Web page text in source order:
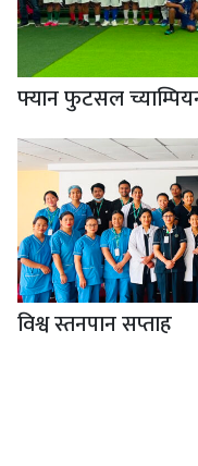
फ्यान फुटसल
विश्व स्तनपान सप्ताह